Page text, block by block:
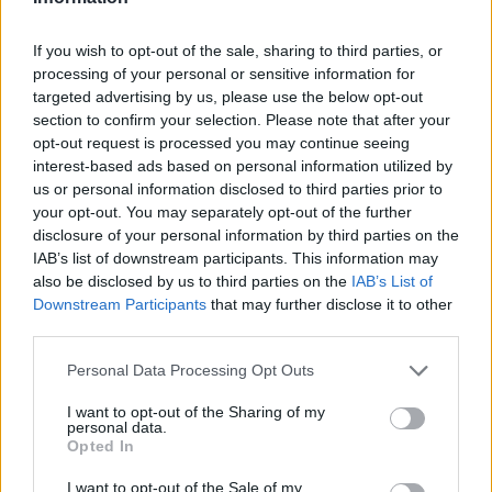
If you wish to opt-out of the sale, sharing to third parties, or
processing of your personal or sensitive information for
targeted advertising by us, please use the below opt-out
section to confirm your selection. Please note that after your
opt-out request is processed you may continue seeing
interest-based ads based on personal information utilized by
us or personal information disclosed to third parties prior to
your opt-out. You may separately opt-out of the further
disclosure of your personal information by third parties on the
IAB’s list of downstream participants. This information may
also be disclosed by us to third parties on the IAB’s List of
Downstream Participants that may further disclose it to other
Personal Data Processing Opt Outs
I want to opt-out of the Sharing of my
personal data.
Opted In
I want to opt-out of the Sale of my
lotus pour la pureté.
Conclusion
La décoration Feng Shui est plus qu’une simple
tendance. Elle représente une philosophie visant à
harmoniser l’énergie dans notre espace de vie. En
suivant ces cinq conseils, vous serez sur la voie d’un
intérieur équilibré et serein, propice au bonheur et à
la prospérité.
DÉCORATION